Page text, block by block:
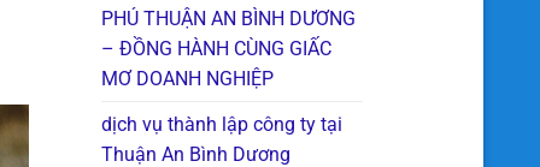
PHÚ THUẬN AN BÌNH DƯƠNG
– ĐỒNG HÀNH CÙNG GIẤC
MƠ DOANH NGHIỆP
dịch vụ thành lập công ty tại
Thuận An Bình Dương